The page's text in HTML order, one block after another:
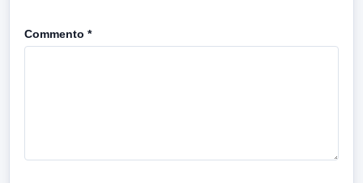
Commento *